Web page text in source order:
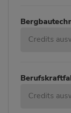
Credits
Credits